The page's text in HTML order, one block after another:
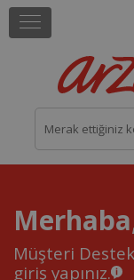
Müşteri
giriş yapınız.